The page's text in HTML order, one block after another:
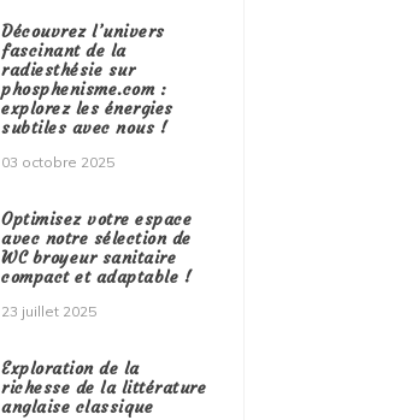
Découvrez l’univers
fascinant de la
radiesthésie sur
phosphenisme.com :
explorez les énergies
subtiles avec nous !
03 octobre 2025
Optimisez votre espace
avec notre sélection de
WC broyeur sanitaire
compact et adaptable !
23 juillet 2025
Exploration de la
richesse de la littérature
anglaise classique